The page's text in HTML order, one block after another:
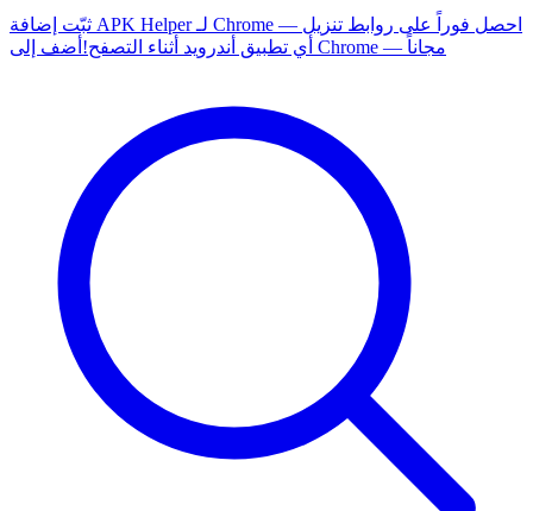
ثبّت إضافة APK Helper لـ Chrome — احصل فوراً على روابط تنزيل
أي تطبيق أندرويد أثناء التصفح!
أضف إلى Chrome — مجاناً